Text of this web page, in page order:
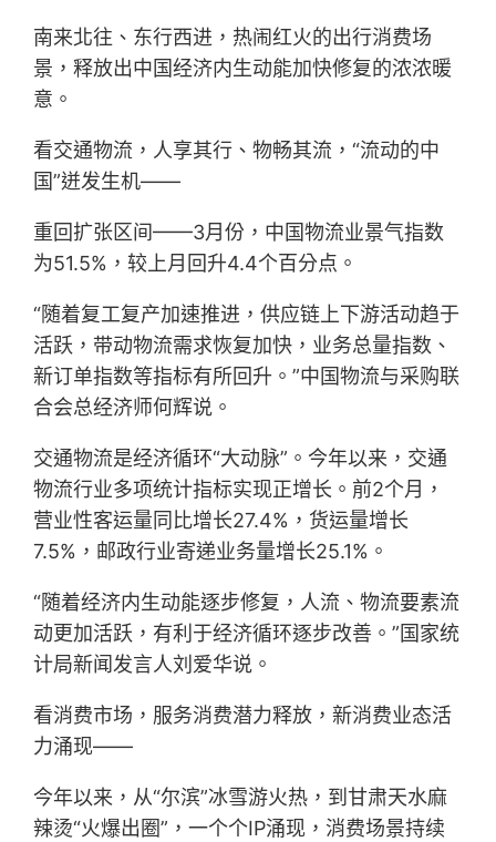
南来北往、东行西进，热闹红火的出行消费场
景，释放出中国经济内生动能加快修复的浓浓暖
意。
看交通物流，人享其行、物畅其流，“流动的中
国”迸发生机——
重回扩张区间——3月份，中国物流业景气指数
为51.5%，较上月回升4.4个百分点。
“随着复工复产加速推进，供应链上下游活动趋于
活跃，带动物流需求恢复加快，业务总量指数、
新订单指数等指标有所回升。”中国物流与采购联
合会总经济师何辉说。
交通物流是经济循环“大动脉”。今年以来，交通
物流行业多项统计指标实现正增长。前2个月，
营业性客运量同比增长27.4%，货运量增长
7.5%，邮政行业寄递业务量增长25.1%。
“随着经济内生动能逐步修复，人流、物流要素流
动更加活跃，有利于经济循环逐步改善。”国家统
计局新闻发言人刘爱华说。
看消费市场，服务消费潜力释放，新消费业态活
力涌现——
今年以来，从“尔滨”冰雪游火热，到甘肃天水麻
辣烫“火爆出圈”，一个个IP涌现，消费场景持续